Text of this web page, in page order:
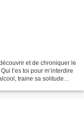
et de chroniquer le
t’es toi pour m’interdire
traine sa solitude